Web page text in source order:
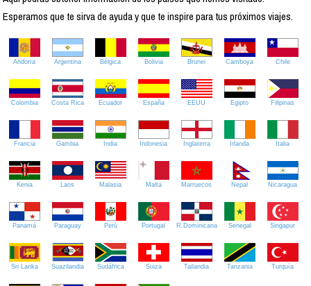
Esperamos que te sirva de ayuda y que te inspire para tus próximos viajes.
Andorra Argentina Bélgica Bolivia Brunei Camboya Chile
Colombia Costa Rica Ecuador España EEUU Egipto Filipinas
Francia Gambia India Indonesia Inglaterra Irlanda Italia
Kenia Laos Malasia Malta Marruecos Nepal Nicaragua
Panamá Paraguay Perú Portugal R.Dominicana Senegal Singapur
Sri Lanka Suazilandia Sudáfrica Suiza Tailandia Tanzania Turquía